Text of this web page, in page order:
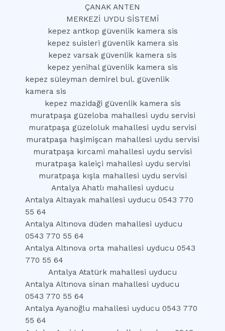
ÇANAK ANTEN
MERKEZİ UYDU SİSTEMİ
kepez antkop güvenlik kamera sis
kepez suisleri güvenlik kamera sis
kepez varsak güvenlik kamera sis
kepez yenihal güvenlik kamera sis
kepez süleyman demirel bul. güvenlik
kamera sis
kepez mazidaği güvenlik kamera sis
muratpaşa güzeloba mahallesi uydu servisi
muratpaşa güzeloluk mahallesi uydu servisi
muratpaşa haşimişcan mahallesi uydu servisi
muratpaşa kırcami mahallesi uydu servisi
muratpaşa kaleiçi mahallesi uydu servisi
muratpaşa kışla mahallesi uydu servisi
Antalya Ahatlı mahallesi uyducu
Antalya Altıayak mahallesi uyducu 0543 770
55 64
Antalya Altınova düden mahallesi uyducu
0543 770 55 64
Antalya Altınova orta mahallesi uyducu 0543
770 55 64
Antalya Atatürk mahallesi uyducu
Antalya Altınova sinan mahallesi uyducu
0543 770 55 64
Antalya Ayanoğlu mahallesi uyducu 0543 770
55 64